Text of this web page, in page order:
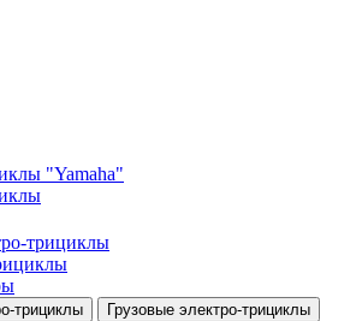
"Yamaha"
Грузовые электро‑трициклы